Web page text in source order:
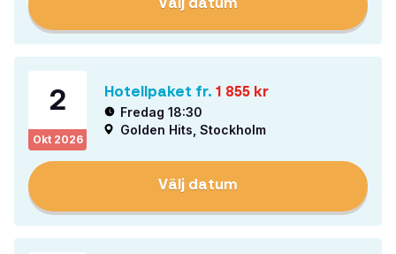
Välj datum
2
Okt 2026
Hotellpaket fr. 1 855 kr
Fredag 18:30
Golden Hits, Stockholm
Välj datum